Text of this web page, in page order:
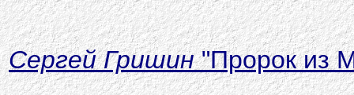
Сергей Гришин"Пророк из